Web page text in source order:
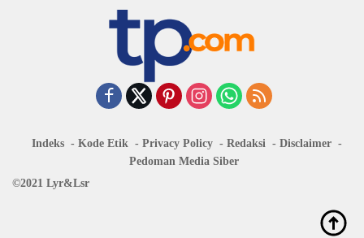
Indeks Kode Etik Privacy Policy Redaksi
Disclaimer
Pedoman Media Siber
©2021 Lyr&Lsr